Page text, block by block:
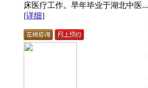
床医疗工作。早年毕业于湖北中医...
[详细]